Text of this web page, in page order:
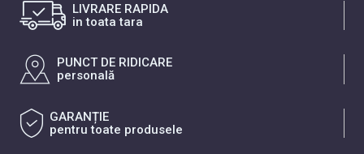
LIVRARE RAPIDA
in toata tara
PUNCT DE RIDICARE
personală
GARANȚIE
pentru toate produsele